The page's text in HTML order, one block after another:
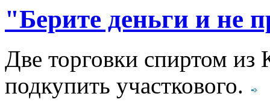
"Берите деньги и не
Две торговки спиртом
подкупить участкового.